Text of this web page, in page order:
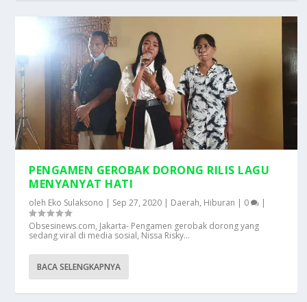
PENGAMEN GEROBAK DORONG RILIS LAGU
MENYANYAT HATI
oleh Eko Sulaksono | Sep 27, 2020 | Daerah, Hiburan | 0
|
Obsesinews.com, Jakarta- Pengamen gerobak dorong yang
sedang viral di media sosial, Nissa Risky...
BACA SELENGKAPNYA